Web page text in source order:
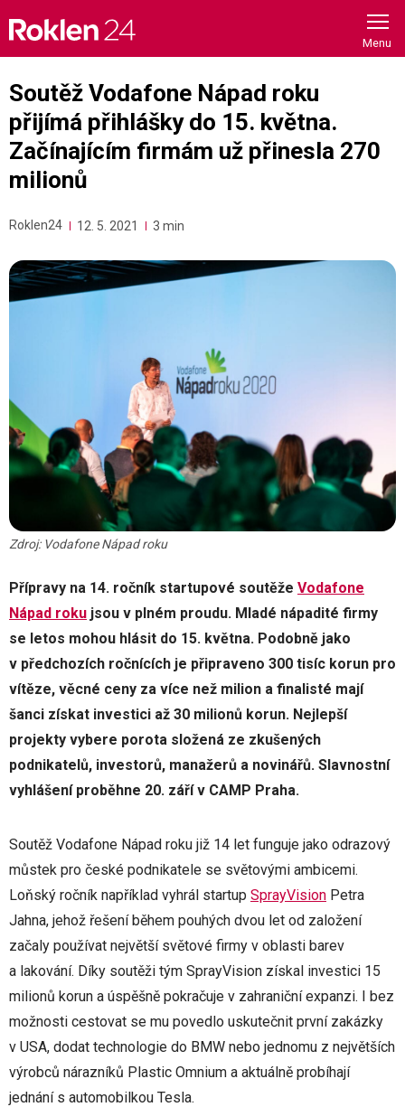
content
Soutěž Vodafone Nápad roku
přijímá přihlášky do 15. května.
Začínajícím firmám už přinesla 270
milionů
Roklen24 12. 5. 2021 3 min
Zdroj: Vodafone Nápad roku
Přípravy na 14. ročník startupové soutěže Vodafone
Nápad roku jsou v plném proudu. Mladé nápadité firmy
se letos mohou hlásit do 15. května. Podobně jako
v předchozích ročnících je připraveno 300 tisíc korun pro
vítěze, věcné ceny za více než milion a finalisté mají
šanci získat investici až 30 milionů korun. Nejlepší
projekty vybere porota složená ze zkušených
podnikatelů, investorů, manažerů a novinářů. Slavnostní
vyhlášení proběhne 20. září v CAMP Praha.
Soutěž Vodafone Nápad roku již 14 let funguje jako odrazový
můstek pro české podnikatele se světovými ambicemi.
Loňský ročník například vyhrál startup SprayVision Petra
Jahna, jehož řešení během pouhých dvou let od založení
začaly používat největší světové firmy v oblasti barev
a lakování. Díky soutěži tým SprayVision získal investici 15
milionů korun a úspěšně pokračuje v zahraniční expanzi. I bez
možnosti cestovat se mu povedlo uskutečnit první zakázky
v USA, dodat technologie do BMW nebo jednomu z největších
výrobců nárazníků Plastic Omnium a aktuálně probíhají
jednání s automobilkou Tesla.